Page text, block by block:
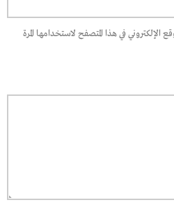
الإلكتروني في هذا المتصفح لاستخدامها المرة